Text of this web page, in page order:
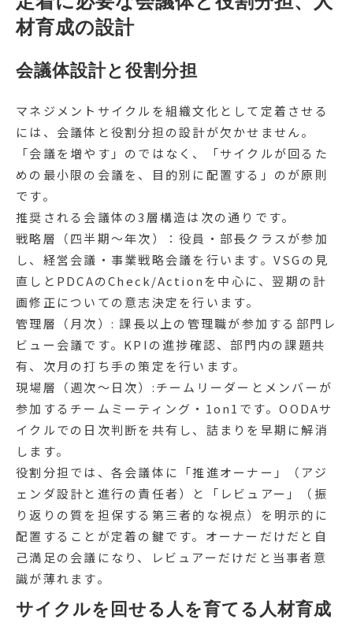
材育成の設計
会議体設計と役割分担
マネジメントサイクルを組織文化として定着させる
には、会議体と役割分担の設計が欠かせません。
「会議を増やす」のではなく、「サイクルが回るた
めの最小限の会議を、目的別に配置する」のが原則
です。
推奨される会議体の3層構造は次の通りです。
戦略層（四半期〜年次）：役員・部長クラスが参加
し、経営会議・事業戦略会議を行います。VSGの見
直しとPDCAのCheck/Actionを中心に、翌期の計
画修正についての意志決定を行います。
管理層（月次）: 課長以上の管理職が参加する部門レ
ビュー会議です。KPIの進捗確認、部門内の課題共
有、次月の打ち手の策定を行います。
現場層（週次〜日次）:チームリーダーとメンバーが
参加するチームミーティング・1on1です。OODAサ
イクルでの日次判断を共有し、詰まりを早期に解消
します。
役割分担では、各会議体に「推進オーナー」（アジ
ェンダ設計と進行の責任者）と「レビュアー」（振
り返りの質を担保する第三者的な視点）を明示的に
配置することが定着の鍵です。オーナーだけだと自
己満足の会議になり、レビュアーだけだと当事者意
識が薄れます。
サイクルを回せる人を育てる人材育成